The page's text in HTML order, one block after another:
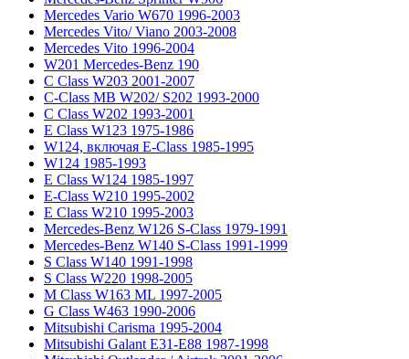
Mercedes Vario W670 1996-2003
Mercedes Vito/ Viano 2003-2008
Mercedes Vito 1996-2004
W201 Mercedes-Benz 190
C Class W203 2001-2007
C-Class MB W202/ S202 1993-2000
C Class W202 1993-2001
E Class W123 1975-1986
W124, включая E-Class 1985-1995
W124 1985-1993
E Class W124 1985-1997
E-Class W210 1995-2002
E Class W210 1995-2003
Mercedes-Benz W126 S-Class 1979-1991
Mercedes-Benz W140 S-Class 1991-1999
S Class W140 1991-1998
S Class W220 1998-2005
M Class W163 ML 1997-2005
G Class W463 1990-2006
Mitsubishi Carisma 1995-2004
Mitsubishi Galant E31-E88 1987-1998